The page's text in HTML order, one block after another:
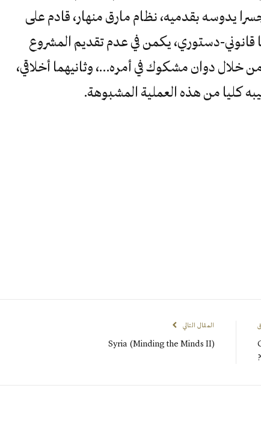
يدوسه بقدميه، نظام مارق منهار، قادم على
قانوني-دستوري، يكمن في عدم تقديم المشروع
خلال دوان مشكوك في أمره…، وثانيهما أخلاقي،
كليا من هذه العملية المشبوهة.
المقال التالي
Syria (Minding the Minds II)